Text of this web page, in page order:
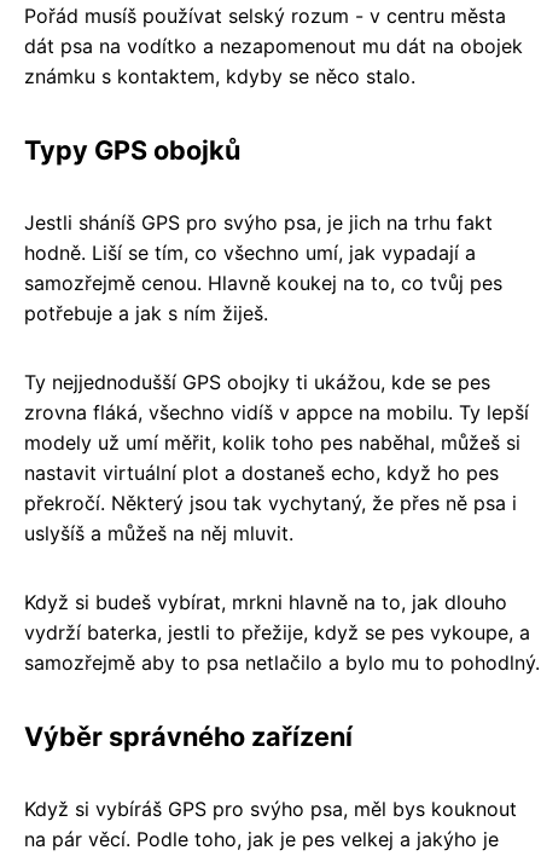
Pořád musíš používat selský rozum - v centru města
dát psa na vodítko a nezapomenout mu dát na obojek
známku s kontaktem, kdyby se něco stalo.
Typy GPS obojků
Jestli sháníš GPS pro svýho psa, je jich na trhu fakt
hodně. Liší se tím, co všechno umí, jak vypadají a
samozřejmě cenou. Hlavně koukej na to, co tvůj pes
potřebuje a jak s ním žiješ.
Ty nejjednodušší GPS obojky ti ukážou, kde se pes
zrovna fláká, všechno vidíš v appce na mobilu. Ty lepší
modely už umí měřit, kolik toho pes naběhal, můžeš si
nastavit virtuální plot a dostaneš echo, když ho pes
překročí. Některý jsou tak vychytaný, že přes ně psa i
uslyšíš a můžeš na něj mluvit.
Když si budeš vybírat, mrkni hlavně na to, jak dlouho
vydrží baterka, jestli to přežije, když se pes vykoupe, a
samozřejmě aby to psa netlačilo a bylo mu to pohodlný.
Výběr správného zařízení
Když si vybíráš GPS pro svýho psa, měl bys kouknout
na pár věcí. Podle toho, jak je pes velkej a jakýho je